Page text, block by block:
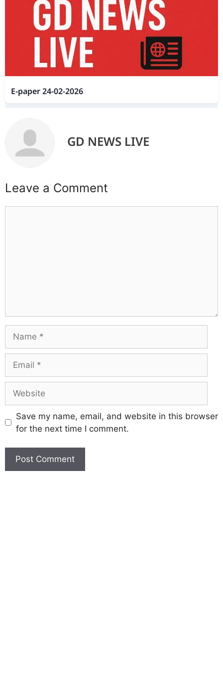
E-paper 24-02-2026
GD NEWS LIVE
Leave a Comment
Save my name, email, and website in this browser
for the next time I comment.